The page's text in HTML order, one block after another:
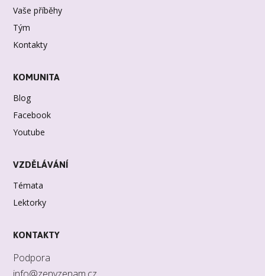
Vaše příběhy
Tým
Kontakty
KOMUNITA
Blog
Facebook
Youtube
VZDĚLÁVÁNÍ
Témata
Lektorky
KONTAKTY
Podpora